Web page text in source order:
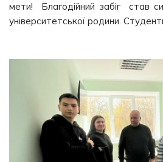
мети! Благодійний забіг став
університетської родини.